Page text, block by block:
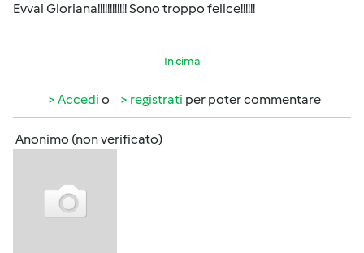
Evvai Gloriana!!!!!!!!!!!! Sono troppo felice!!!!!!
In cima
Accedi o registrati per poter commentare
Anonimo (non verificato)